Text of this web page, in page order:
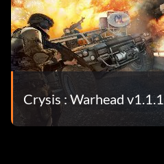
Crysis : Warhead